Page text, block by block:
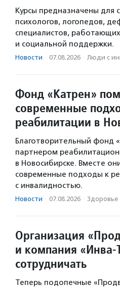
Курсы предназначены для
психологов, логопедов,
специалистов,
и социальной поддержки.
Новости · 07.08.2026 · Люди с
Фонд «Катрен»
современные
реабилитации в
Благотворительный фонд
партнером
в Новосибирске. Вместе
современные подходы к
с инвалидностью.
Новости · 07.08.2026 · Здоровье
Организация
и компания «Инва-
сотрудничать
Теперь подопечные